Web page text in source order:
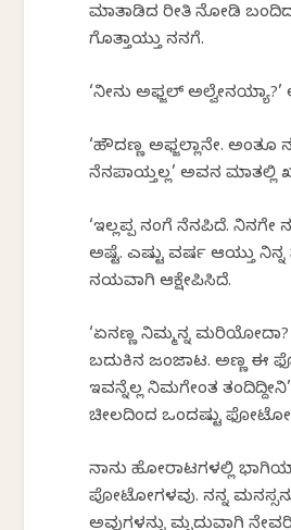
ಮಾತಾಡಿದ ರೀತಿ ನೋಡಿ
ಗೊತ್ತಾಯ್ತು ನನಗೆ.
‘ನೀನು ಅಫ್ಜಲ್ ಅಲ್ವೇನಯ್ಯಾ?’
‘ಹೌದಣ್ಣ ಅಫ್ಜಲ್ಲಾನೇ. ಅಂತೂ
ನೆನಪಾಯ್ತಲ್ಲ’ ಅವನ ಮಾತಲ್ಲಿ
‘ಇಲ್ಲಪ್ಪ ನಂಗೆ ನೆನಪಿದೆ. ನಿನಗೇ
ಅಷ್ಟೆ. ಎಷ್ಟು ವರ್ಷ ಆಯ್ತು
ನಯವಾಗಿ ಆಕ್ಷೇಪಿಸಿದೆ.
‘ಏನಣ್ಣ ನಿಮ್ಮನ್ನ ಮರಿಯೋದಾ?
ಬದುಕಿನ ಜಂಜಾಟ. ಅಣ್ಣ
ಇವನ್ನೆಲ್ಲ ನಿಮಗೇಂತ ತಂದಿದ್ದೀನಿ’
ಚೀಲದಿಂದ ಒಂದಷ್ಟು ಫೋಟೋ
ನಾನು ಹೋರಾಟಗಳಲ್ಲಿ
ಪೋಟೋಗಳವು. ನನ್ನ